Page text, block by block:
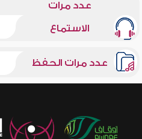
عدد مرات
الاستماع
عدد مرات الحفظ